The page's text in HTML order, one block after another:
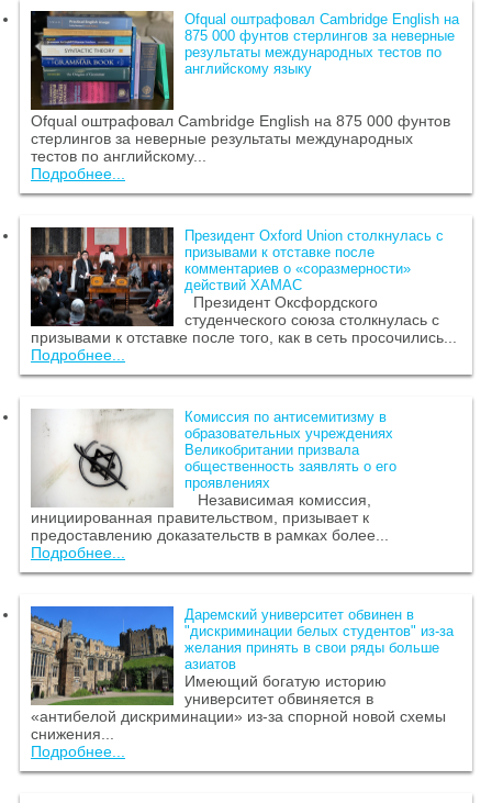
Ofqual оштрафовал Cambridge English на
875 000 фунтов стерлингов за неверные
результаты международных тестов по
английскому языку
Ofqual оштрафовал Cambridge English на 875 000 фунтов
стерлингов за неверные результаты международных
тестов по английскому...
Подробнее...
Президент Oxford Union столкнулась с
призывами к отставке после
комментариев о «соразмерности»
действий ХАМАС
Президент Оксфордского
студенческого союза столкнулась с
призывами к отставке после того, как в сеть просочились...
Подробнее...
Комиссия по антисемитизму в
образовательных учреждениях
Великобритании призвала
общественность заявлять о его
проявлениях
Независимая комиссия,
инициированная правительством, призывает к
предоставлению доказательств в рамках более...
Подробнее...
Даремский университет обвинен в
"дискриминации белых студентов" из-за
желания принять в свои ряды больше
азиатов
Имеющий богатую историю
университет обвиняется в
«антибелой дискриминации» из-за спорной новой схемы
снижения...
Подробнее...